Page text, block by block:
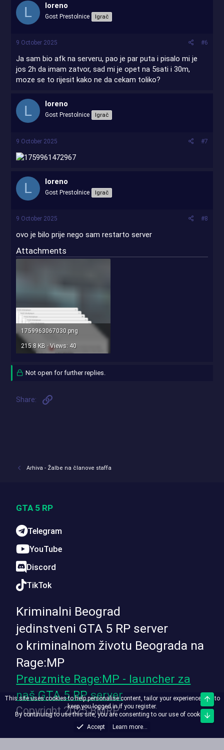
L loreno
Gost Prestolnice Igrač
9 October 2025 #6
Ja sam bio afk na serveru, pao je par puta i pisalo mi je
jos 2h da imam zatvor, sad mi je opet na 5sati i 30m,
moze se to rijesit kako ne da cekam toliko?
L loreno
Gost Prestolnice Igrač
9 October 2025 #7
L loreno
Gost Prestolnice Igrač
9 October 2025 #8
ovo je bilo prije nego sam restarto server
Attachments
1759963067030.png
215.8 KB · Views: 40
Not open for further replies.
Share:
Arhiva - Žalbe na članove staffa
Kriminalni Beograd
jedinstveni GTA 5 RP server
o kriminalnom životu Beograda na
Rage:MP
Preuzmite Rage:MP - launcher za
naš GTA 5 RP server
Copyright 2025 BMRP
GTA 5 RP
Telegram
YouTube
Discord
TikTok
This site uses cookies to help personalise content, tailor your experience and to
keep you logged in if you register.
By continuing to use this site, you are consenting to our use of cookies.
Accept
Learn more...
Top